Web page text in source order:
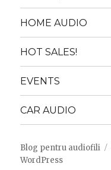
HOME AUDIO
HOT SALES!
EVENTS
CAR AUDIO
Blog pentru audiofili
WordPress